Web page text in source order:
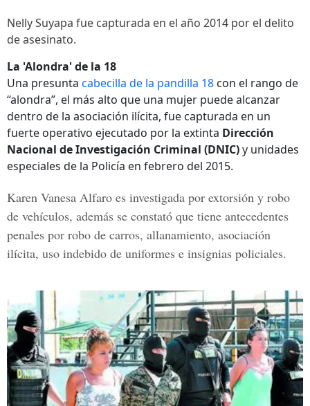
Nelly Suyapa fue capturada en el año 2014 por el delito
de asesinato.
La 'Alondra' de la 18
Una presunta cabecilla de la pandilla 18 con el rango de
“alondra”, el más alto que una mujer puede alcanzar
dentro de la asociación ilícita, fue capturada en un
fuerte operativo ejecutado por la extinta Dirección
Nacional de Investigación Criminal (DNIC)y unidades
especiales de la Policía en febrero del 2015.
Karen Vanesa Alfaro es investigada por extorsión y robo
de vehículos, además se constató que tiene antecedentes
penales por robo de carros, allanamiento, asociación
ilícita, uso indebido de uniformes e insignias policiales.